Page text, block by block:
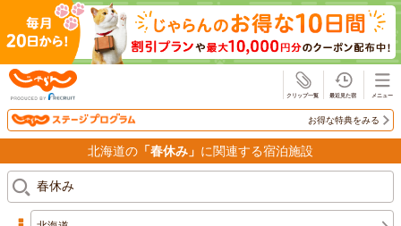
お得な特典をみる
北海道の 「春休み」 に関連する宿泊施設